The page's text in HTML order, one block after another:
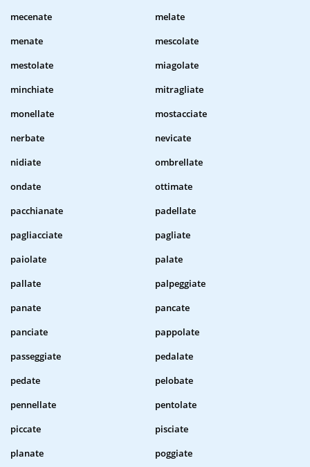
mecenate
melate
menate
mescolate
mestolate
miagolate
minchiate
mitragliate
monellate
mostacciate
nerbate
nevicate
nidiate
ombrellate
ondate
ottimate
pacchianate
padellate
pagliacciate
pagliate
paiolate
palate
pallate
palpeggiate
panate
pancate
panciate
pappolate
passeggiate
pedalate
pedate
pelobate
pennellate
pentolate
piccate
pisciate
planate
poggiate